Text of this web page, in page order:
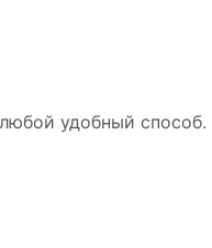
удобный